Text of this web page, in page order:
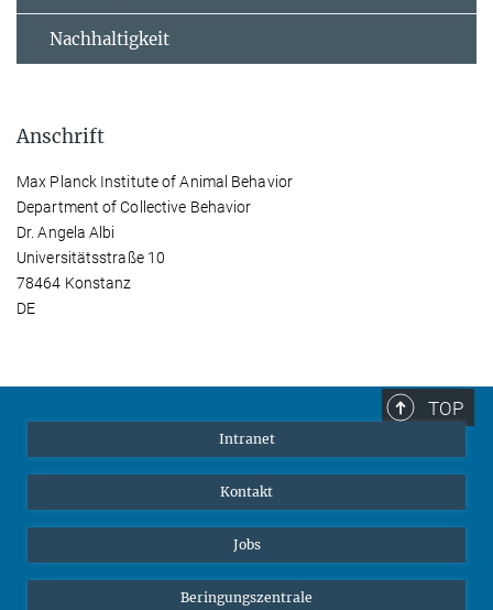
Nachhaltigkeit
Anschrift
Max Planck Institute of Animal Behavior
Department of Collective Behavior
Dr. Angela Albi
Universitätsstraße 10
78464 Konstanz
DE
TOP
Intranet
Kontakt
Jobs
Beringungszentrale